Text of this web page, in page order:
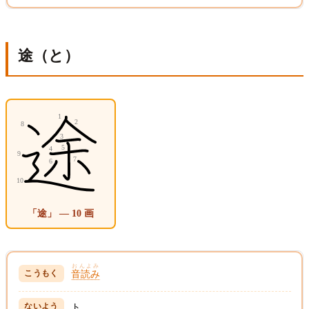
途（と）
「途」 — 10 画
音読み
おんよみ